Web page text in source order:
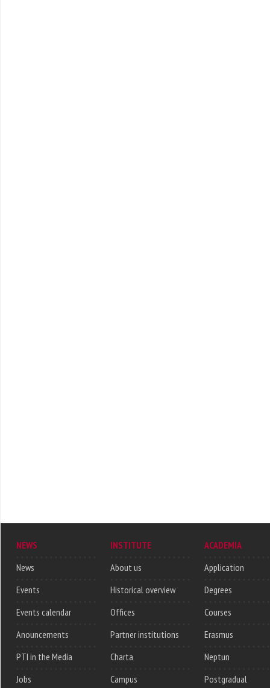
NEWS
News
Events
Events calendar
Anouncements
PTI in the Media
Jobs
INSTITUTE
About us
Historical overview
Offices
Partner institutions
Charta
Campus
ACADEMIA
Application
Degrees
Courses
Erasmus
Neptun
Postgradual